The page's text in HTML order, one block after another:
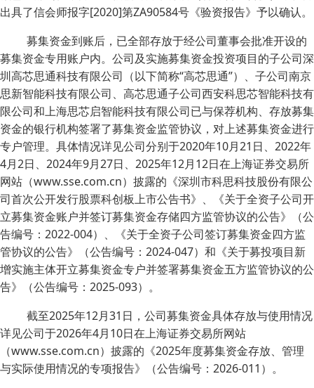
出具了信会师报字[2020]第ZA90584号《验资报告》予以确认。
募集资金到账后，已全部存放于经公司董事会批准开设的
募集资金专用账户内。公司及实施募集资金投资项目的子公司深
圳高芯思通科技有限公司（以下简称“高芯思通”）、子公司南京
思新智能科技有限公司、高芯思通子公司西安科思芯智能科技有
限公司和上海思芯启智能科技有限公司已与保荐机构、存放募集
资金的银行机构签署了募集资金监管协议，对上述募集资金进行
专户管理。具体情况详见公司分别于2020年10月21日、2022年
4月2日、2024年9月27日、2025年12月12日在上海证券交易所
网站（www.sse.com.cn）披露的《深圳市科思科技股份有限公
司首次公开发行股票科创板上市公告书》、《关于全资子公司开
立募集资金账户并签订募集资金存储四方监管协议的公告》（公
告编号：2022-004）、《关于全资子公司签订募集资金四方监
管协议的公告》（公告编号：2024-047）和《关于募投项目新
增实施主体开立募集资金专户并签署募集资金五方监管协议的公
告》（公告编号：2025-093）。
截至2025年12月31日，公司募集资金具体存放与使用情况
详见公司于2026年4月10日在上海证券交易所网站
（www.sse.com.cn）披露的《2025年度募集资金存放、管理
与实际使用情况的专项报告》（公告编号：2026-011）。